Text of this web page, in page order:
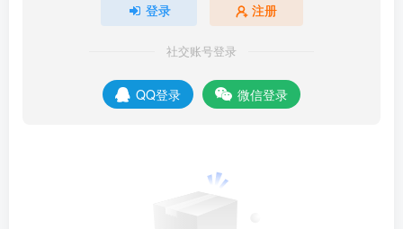
登录 注册
社交账号登录
QQ登录 微信登录